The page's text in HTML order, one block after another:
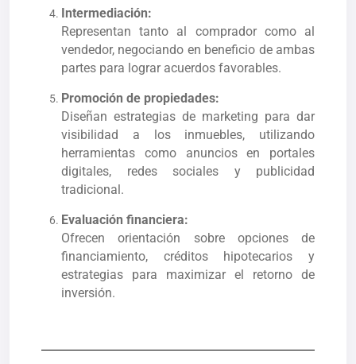
Intermediación:
Representan tanto al comprador como al
vendedor, negociando en beneficio de ambas
partes para lograr acuerdos favorables.
Promoción de propiedades:
Diseñan estrategias de marketing para dar
visibilidad a los inmuebles, utilizando
herramientas como anuncios en portales
digitales, redes sociales y publicidad
tradicional.
Evaluación financiera:
Ofrecen orientación sobre opciones de
financiamiento, créditos hipotecarios y
estrategias para maximizar el retorno de
inversión.